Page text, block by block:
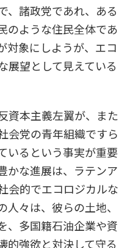
、諸政党であれ、ある
のような住民全体であ
対象にしようが、エコ
展望として見えている
資本主義左翼が、また
会党の青年組織ですら
いるという事実が重要
かな進展は、ラテンア
会的でエコロジカルな
々は、彼らの土地、
、多国籍石油企業や資
的強欲と対決して守る